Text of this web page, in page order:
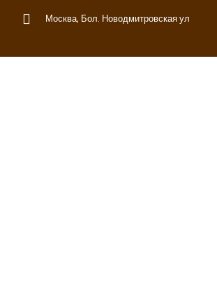
Москва, Бол. Новодмитровская ул